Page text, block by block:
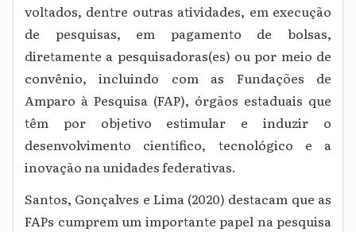
voltados, dentre outras atividades, em execução
de pesquisas, em pagamento de bolsas,
diretamente a pesquisadoras(es) ou por meio de
convênio, incluindo com as Fundações de
Amparo à Pesquisa (FAP), órgãos estaduais que
têm por objetivo estimular e induzir o
desenvolvimento científico, tecnológico e a
inovação na unidades federativas.
Santos, Gonçalves e Lima (2020) destacam que as
FAPs cumprem um importante papel na pesquisa